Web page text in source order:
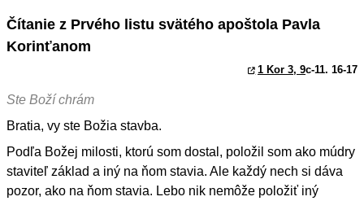
Čítanie z Prvého listu svätého apoštola Pavla
Korinťanom
1 Kor 3, 9c-11. 16-17
Ste Boží chrám
Bratia, vy ste Božia stavba.
Podľa Božej milosti, ktorú som dostal, položil som ako múdry
staviteľ základ a iný na ňom stavia. Ale každý nech si dáva
pozor, ako na ňom stavia. Lebo nik nemôže položiť iný